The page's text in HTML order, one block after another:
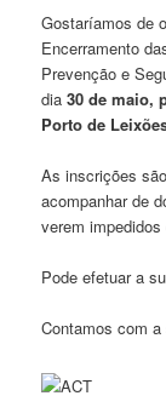
Gostaríamos de
Encerramento
Prevenção e
dia30 de maio,
Porto de
As inscrições
acompanhar de
verem impedidos
Pode efetuar a
Contamos com